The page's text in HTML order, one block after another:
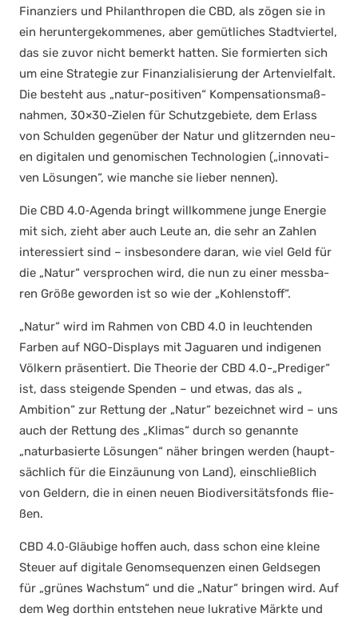
Finan­ziers und Phil­an­thro­pen die CBD, als zögen sie in
ein her­un­ter­ge­kom­me­nes, aber gemüt­li­ches Stadt­vier­tel,
das sie zuvor nicht bemerkt hat­ten. Sie for­mier­ten sich
um eine Stra­te­gie zur Finan­zia­li­sie­rung der Arten­viel­falt.
Die besteht aus „natur-posi­ti­ven“ Kom­pen­sa­ti­ons­maß­
nah­men, 30×30-Zielen für Schutz­ge­bie­te, dem Erlass
von Schul­den gegen­über der Natur und glit­zern­den neu­
en digi­ta­len und geno­mi­schen Tech­no­lo­gien („inno­va­ti­
ven Lösun­gen“, wie man­che sie lie­ber nen­nen).
Die CBD 4.0‑Agenda bringt will­kom­me­ne jun­ge Ener­gie
mit sich, zieht aber auch Leu­te an, die sehr an Zah­len
inter­es­siert sind – ins­be­son­de­re dar­an, wie viel Geld für
die „Natur“ ver­spro­chen wird, die nun zu einer mess­ba­
ren Grö­ße gewor­den ist so wie der „Koh­len­stoff“.
„Natur“ wird im Rah­men von CBD 4.0 in leuch­ten­den
Far­ben auf NGO-Dis­plays mit Jagua­ren und indi­ge­nen
Völ­kern prä­sen­tiert. Die Theo­rie der CBD 4.0-„Prediger“
ist, dass stei­gen­de Spen­den – und etwas, das als „
Ambi­ti­on“ zur Ret­tung der „Natur“ bezeich­net wird – uns
auch der Ret­tung des „Kli­mas“ durch so genann­te
„natur­ba­sier­te Lösun­gen“ näher brin­gen wer­den (haupt­
säch­lich für die Ein­zäu­nung von Land), ein­schließ­lich
von Gel­dern, die in einen neu­en Bio­di­ver­si­täts­fonds flie­
ßen.
CBD 4.0‑Gläubige hof­fen auch, dass schon eine klei­ne
Steu­er auf digi­ta­le Genom­se­quen­zen einen Geld­se­gen
für „grü­nes Wachs­tum“ und die „Natur“ brin­gen wird. Auf
dem Weg dort­hin ent­ste­hen neue lukra­ti­ve Märk­te und